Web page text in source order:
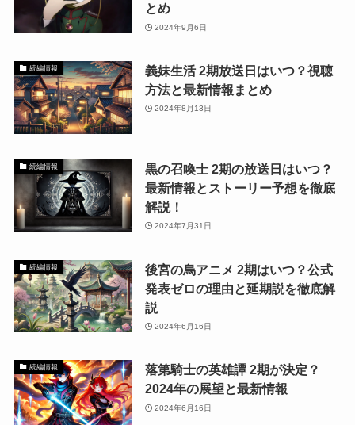
とめ
2024年9月6日
続編情報
義妹生活 2期放送日はいつ？視聴
方法と最新情報まとめ
2024年8月13日
続編情報
黒の召喚士 2期の放送日はいつ？
最新情報とストーリー予想を徹底
解説！
2024年7月31日
続編情報
後宮の烏アニメ 2期はいつ？公式
発表ゼロの理由と延期説を徹底解
説
2024年6月16日
続編情報
落第騎士の英雄譚 2期が決定？
2024年の展望と最新情報
2024年6月16日